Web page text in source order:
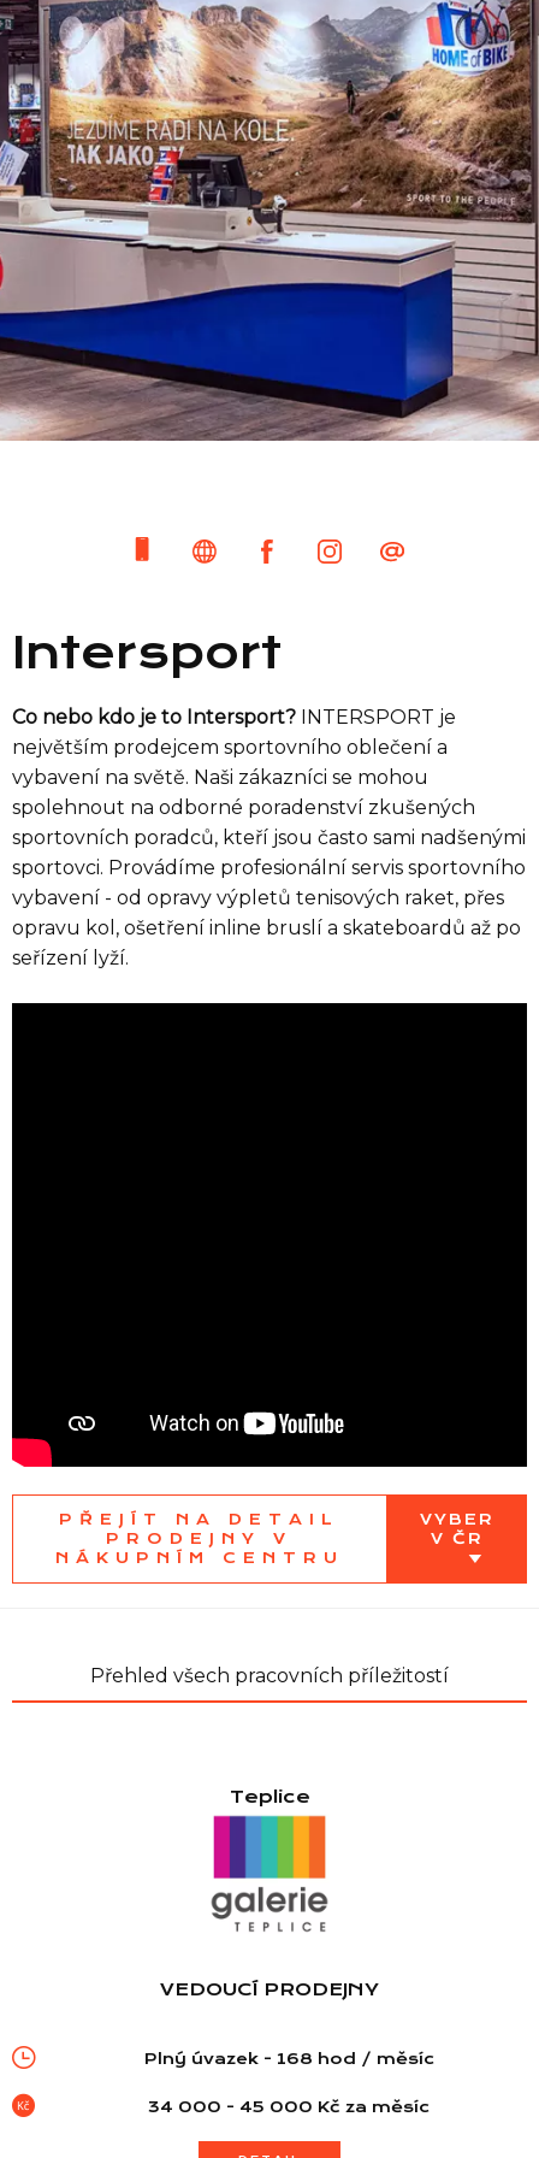
Intersport
Co nebo kdo je to Intersport? INTERSPORT je
největším prodejcem sportovního oblečení a
vybavení na světě. Naši zákazníci se mohou
spolehnout na odborné poradenství zkušených
sportovních poradců, kteří jsou často sami nadšenými
sportovci. Provádíme profesionální servis sportovního
vybavení - od opravy výpletů tenisových raket, přes
opravu kol, ošetření inline bruslí a skateboardů až po
seřízení lyží.
PŘEJÍT NA DETAIL
PRODEJNY V
NÁKUPNÍM CENTRU
VYBER
V ČR
Přehled všech pracovních příležitostí
Teplice
VEDOUCÍ PRODEJNY
Plný úvazek - 168 hod / měsíc
34 000 - 45 000 Kč za měsíc